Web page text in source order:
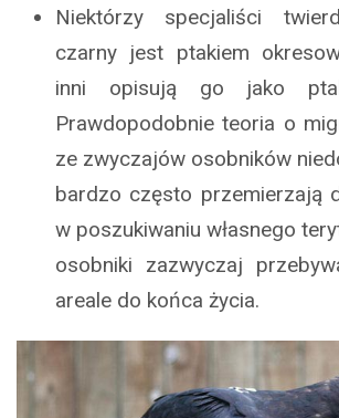
Niektórzy specjaliści
czarny jest ptakiem
inni opisują go jako
Prawdopodobnie teoria o
ze zwyczajów osobników
bardzo często przemierzają
w poszukiwaniu własnego
osobniki zazwyczaj
areale do końca życia.